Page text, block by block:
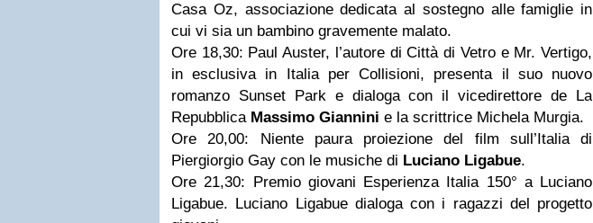
Casa Oz, associazione dedicata al sostegno alle famiglie in
cui vi sia un bambino gravemente malato.
Ore 18,30: Paul Auster, l’autore di Città di Vetro e Mr. Vertigo,
in esclusiva in Italia per Collisioni, presenta il suo nuovo
romanzo Sunset Park e dialoga con il vicedirettore de La
Repubblica Massimo Giannini e la scrittrice Michela Murgia.
Ore 20,00: Niente paura proiezione del film sull’Italia di
Piergiorgio Gay con le musiche di Luciano Ligabue.
Ore 21,30: Premio giovani Esperienza Italia 150° a Luciano
Ligabue. Luciano Ligabue dialoga con i ragazzi del progetto